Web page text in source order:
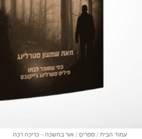
עמוד הבית / ספרים / אור בחשכה – כריכה רכה